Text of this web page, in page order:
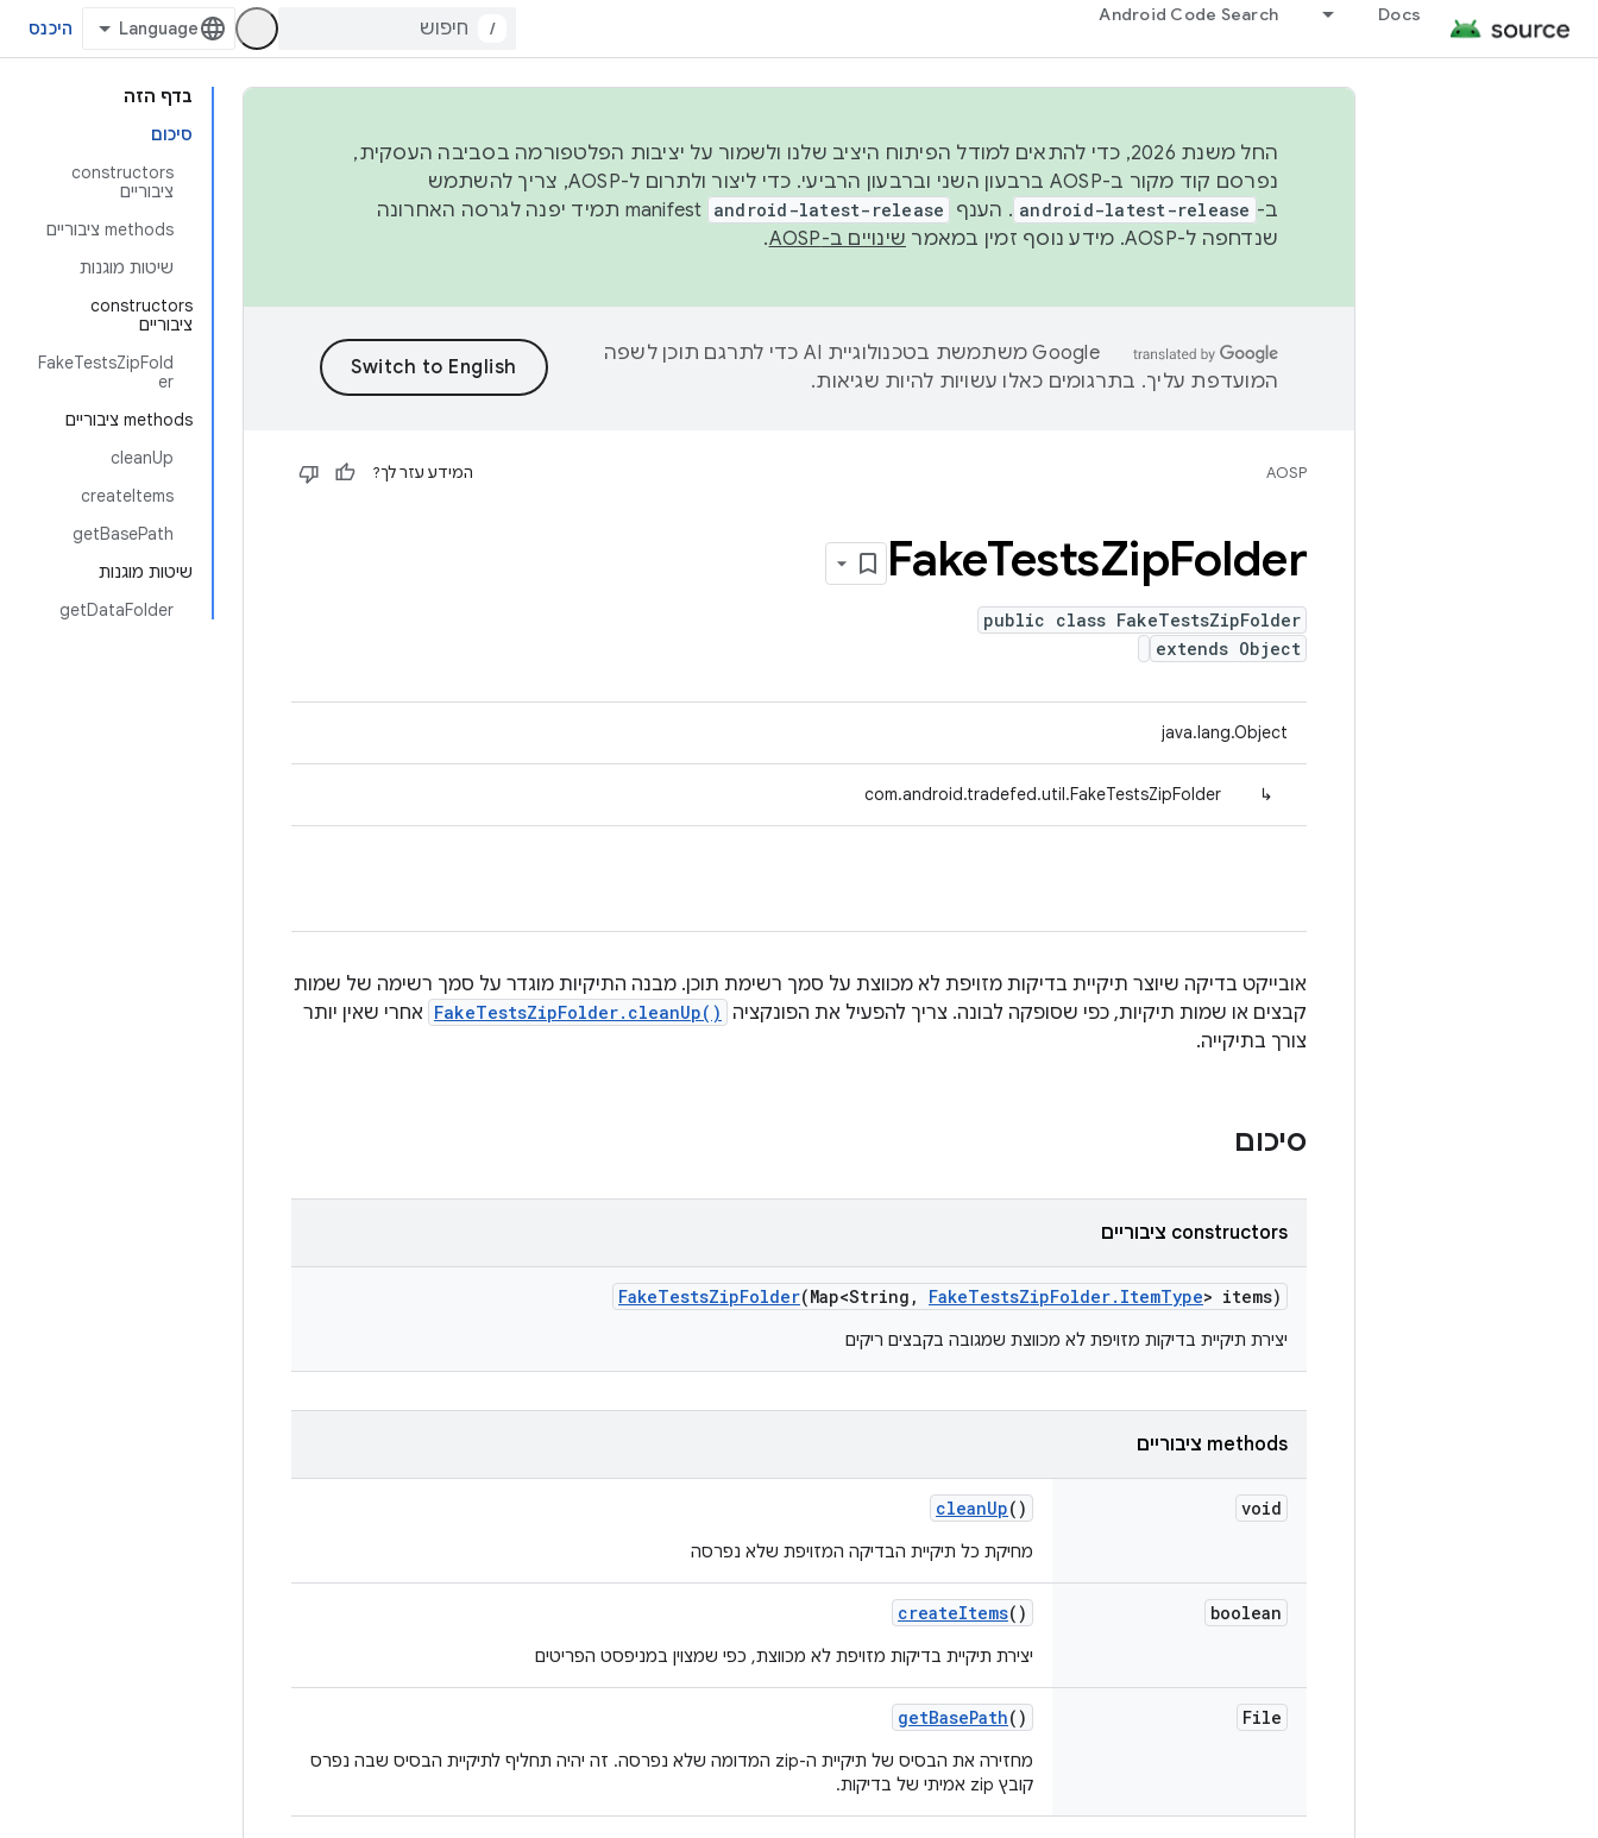
Docs
Android Code Search
/ היכנס
בדף הזה
סיכום
‫constructors
ציבוריים
‫methods ציבוריים
שיטות מוגנות
‫constructors
ציבוריים
FakeTestsZipFold
er
‫methods ציבוריים
cleanUp
createItems
getBasePath
שיטות מוגנות
getDataFolder
החל משנת 2026, כדי להתאים למודל הפיתוח היציב שלנו ולשמור על יציבות הפלטפורמה בסביבה העסקית,
נפרסם קוד מקור ב-AOSP ברבעון השני וברבעון הרביעי. כדי ליצור ולתרום ל-AOSP, צריך להשתמש
ב- android-latest-release . הענף android-latest-release
manifest תמיד יפנה לגרסה האחרונה
שנדחפה ל-AOSP. מידע נוסף זמין במאמר
שינויים ב-AOSP .
‫Google משתמשת בטכנולוגיית AI כדי לתרגם תוכן לשפה
המועדפת עליך. בתרגומים כאלו עשויות להיות שגיאות.
AOSP המידע עזר לך?
FakeTestsZipFolder
public class FakeTestsZipFolder
extends Object
java.lang.Object
↳
com.android.tradefed.util.FakeTestsZipFolder
אובייקט בדיקה שיוצר תיקיית בדיקות מזויפת לא מכווצת על סמך רשימת תוכן. מבנה התיקיות מוגדר על סמך רשימה של שמות
קבצים או שמות תיקיות, כפי שסופקה לבונה. צריך להפעיל את הפונקציה
FakeTestsZipFolder.cleanUp() אחרי שאין יותר
צורך בתיקייה.
סיכום
‫constructors ציבוריים
FakeTestsZipFolder(Map<String , FakeTestsZipFolder. ItemType> items)
יצירת תיקיית בדיקות מזויפת לא מכווצת שמגובה בקבצים ריקים
‫methods ציבוריים
void
cleanUp()
מחיקת כל תיקיית הבדיקה המזויפת שלא נפרסה
boolean
createItems()
יצירת תיקיית בדיקות מזויפת לא מכווצת, כפי שמצוין במניפסט הפריטים
File
getBasePath()
מחזירה את הבסיס של תיקיית ה-zip המדומה שלא נפרסה. זה יהיה תחליף לתיקיית הבסיס שבה נפרס
קובץ zip אמיתי של בדיקות.